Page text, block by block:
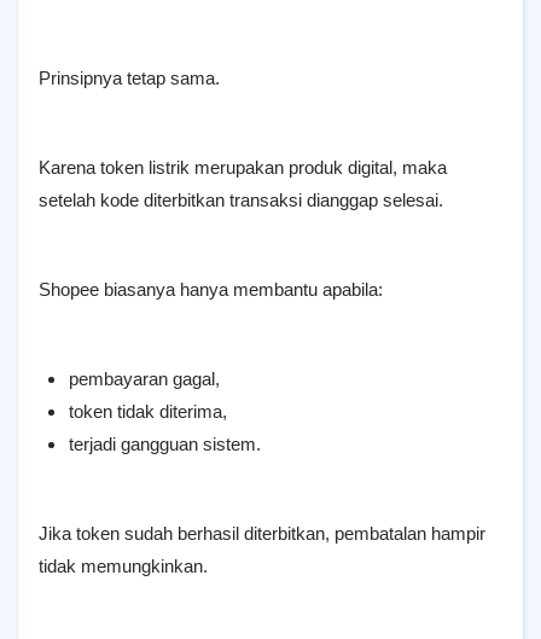
Prinsipnya tetap sama.
Karena token listrik merupakan produk digital, maka
setelah kode diterbitkan transaksi dianggap selesai.
Shopee biasanya hanya membantu apabila:
pembayaran gagal,
token tidak diterima,
terjadi gangguan sistem.
Jika token sudah berhasil diterbitkan, pembatalan hampir
tidak memungkinkan.